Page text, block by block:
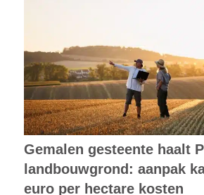
Gemalen gesteente haalt
landbouwgrond: aanpak
euro per hectare kosten